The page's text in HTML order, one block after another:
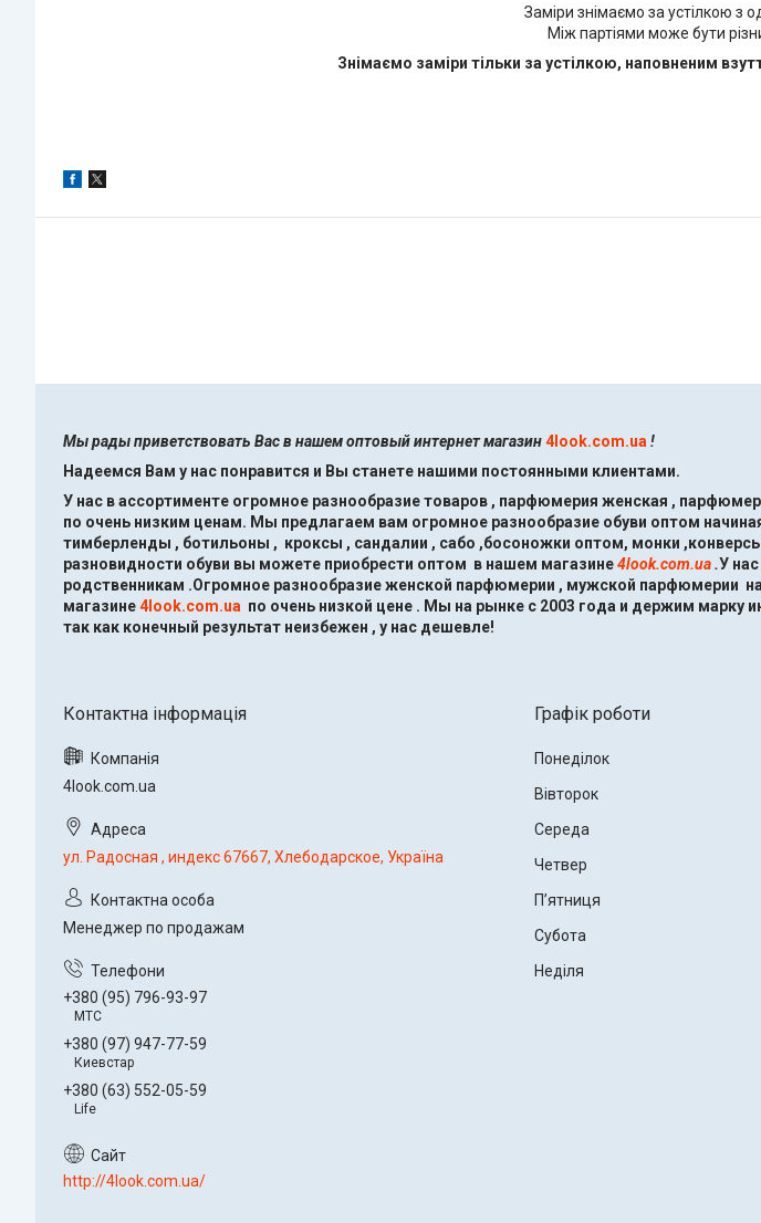
Заміри знімаємо за устілкою з
Між партіями може бути
Знімаємо заміри тільки за устілкою, наповненим
Мы рады приветствовать Вас в нашем оптовый интернет магазин4look.com.ua !
Надеемся Вам у нас понравится и Вы станете нашими постоянными клиентами.
У нас в ассортименте огромное разнообразие товаров , парфюмерия женская ,
по очень низким ценам. Мы предлагаем вам огромное разнообразие обуви оптом
тимберленды , ботильоны , кроксы , сандалии , сабо ,босоножки оптом, монки
разновидности обуви вы можете приобрести оптом в нашем магазине4look.com.ua.У
родственникам .Огромное разнообразие женской парфюмерии , мужской парфюмерии
магазине4look.com.ua по очень низкой цене . Мы на рынке с 2003 года и держим марку
так как конечный результат неизбежен , у нас дешевле!
4look.com.ua
ул. Радосная , индекс 67667, Хлебодарское, Україна
Менеджер по продажам
+380 (95) 796-93-97
МТС
+380 (97) 947-77-59
Киевстар
+380 (63) 552-05-59
Life
http://4look.com.ua/
Графік роботи
Понеділок
Вівторок
Середа
Четвер
Пʼятниця
Субота
Неділя